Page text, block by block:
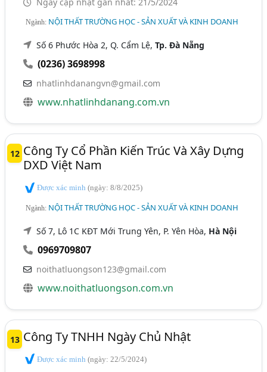
Ngành: NỘI THẤT TRƯỜNG HỌC - SẢN XUẤT VÀ KINH DOANH
Số 6 Phước Hòa 2, Q. Cẩm Lệ,Tp. Đà Nẵng
(0236) 3698998
nhatlinhdanangvn@gmail.com
www.nhatlinhdanang.com.vn
12 Công Ty Cổ Phần Kiến Trúc Và Xây Dựng
DXD Việt Nam
Được xác minh(ngày: 8/8/2025)
Ngành: NỘI THẤT TRƯỜNG HỌC - SẢN XUẤT VÀ KINH DOANH
Số 7, Lô 1C KĐT Mới Trung Yên, P. Yên Hòa, Hà Nội
0969709807
noithatluongson123@gmail.com
www.noithatluongson.com.vn
13 Công Ty TNHH Ngày Chủ Nhật
Được xác minh(ngày: 22/5/2024)